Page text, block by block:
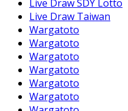
Live Draw SDY Lotto
Live Draw Taiwan
Wargatoto
Wargatoto
Wargatoto
Wargatoto
Wargatoto
Wargatoto